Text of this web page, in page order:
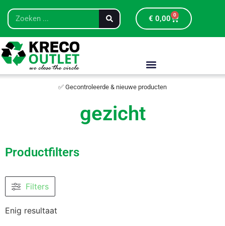
€ 0,00 0
✅ Gecontroleerde & nieuwe producten
gezicht
Productfilters
Filters
Enig resultaat